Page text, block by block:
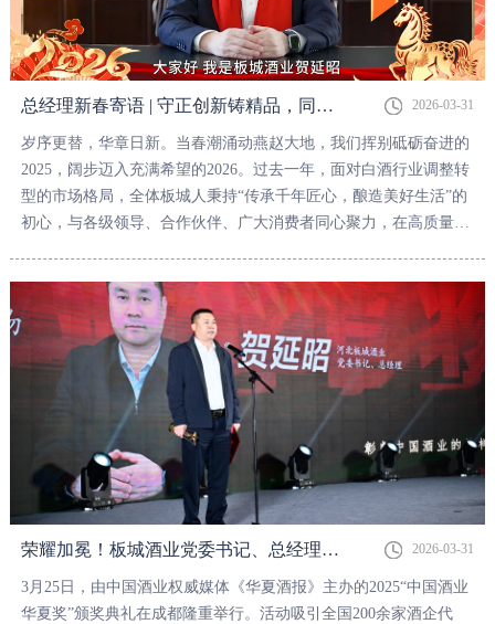
总经理新春寄语 | 守正创新铸精品，同心致远启新程 2026-03-31
岁序更替，华章日新。当春潮涌动燕赵大地，我们挥别砥砺奋进的
2025，阔步迈入充满希望的2026。过去一年，面对白酒行业调整转
型的市场格局，全体板城人秉持“传承千年匠心，酿造美好生活”的
初心，与各级领导、合作伙伴、广大消费者同心聚力，在高质量发
向每一位坚守岗位、拼搏奉献的板城家人，致以最诚挚的问候和最
美好的祝福！
荣耀加冕！板城酒业党委书记、总经理贺延昭荣获《华夏酒报》2025中国酒业年度风云人物奖 2026-03-31
3月25日，由中国酒业权威媒体《华夏酒报》主办的2025“中国酒业
华夏奖”颁奖典礼在成都隆重举行。活动吸引全国200余家酒企代